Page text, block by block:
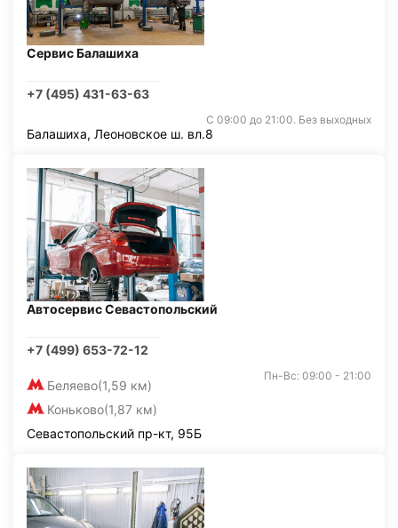
Сервис Балашиха
+7 (495) 431-63-63
С 09:00 до 21:00. Без выходных
Балашиха, Леоновское ш. вл.8
Автосервис Севастопольский
+7 (499) 653-72-12
Беляево(1,59 км)
Коньково(1,87 км)
Пн-Вс: 09:00 - 21:00
Севастопольский пр-кт, 95Б